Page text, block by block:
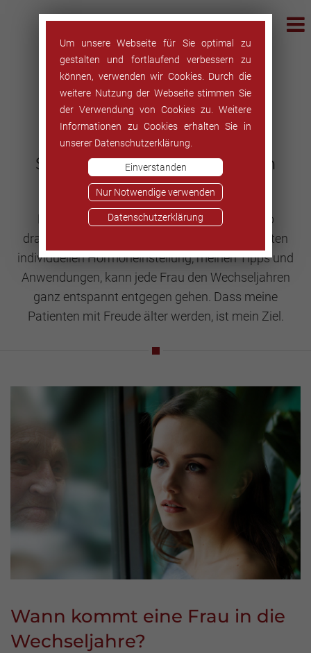
Um unsere Webseite für Sie optimal zu
gestalten und fortlaufend verbessern zu
können, verwenden wir Cookies. Durch die
weitere Nutzung der Webseite stimmen Sie
der Verwendung von Cookies zu. Weitere
Informationen zu Cookies erhalten Sie in
unserer Datenschutzerklärung.
Einverstanden
Nur Notwendige verwenden
Datenschutzerklärung
Mit Freude in die
Wechseljahre
Jeder kennt die
Schreckensnachrichten zum
Klimakterium
Doch ist diese Phase des Lebens wirklich so
dramatisch. Ich sage NEIN - denn mit einer guten
individuellen Hormoneinstellung, meinen Tipps und
Anwendungen, kann jede Frau den Wechseljahren
ganz entspannt entgegen gehen. Dass meine
Patienten mit Freude älter werden, ist mein Ziel.
Wann kommt eine Frau in die
Wechseljahre?